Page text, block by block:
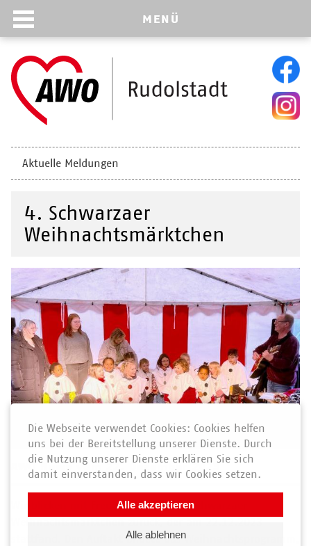
Navigation
überspringen
Aktuelle Meldungen
4. Schwarzaer
Weihnachtsmärktchen
AWO News vom 22. Dezember 2023
Wir blicken mit Freude auf unser 4. Schwarzaer
stattfand. Den Auftakt bildete das Weihnachtsprogramm,
Die Webseite verwendet Cookies: Cookies helfen
uns bei der Bereitstellung unserer Dienste. Durch
die Nutzung unserer Dienste erklären Sie sich
damit einverstanden, dass wir Cookies setzen.
Alle akzeptieren
Alle ablehnen
MENÜ